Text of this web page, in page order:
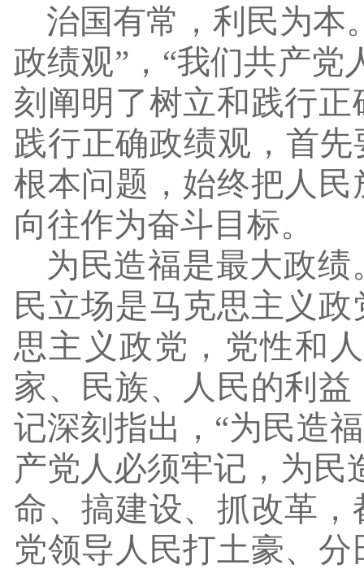
治国有常，利民为本
政绩观”，“我们共产党
刻阐明了树立和践行
践行正确政绩观，首
根本问题，始终把人
向往作为奋斗目标。
为民造福是最大政
民立场是马克思主义
思主义政党，党性和
家、民族、人民的利
记深刻指出， “为民造
产党人必须牢记，为民
命、搞建设、抓改革
党领导人民打土豪、